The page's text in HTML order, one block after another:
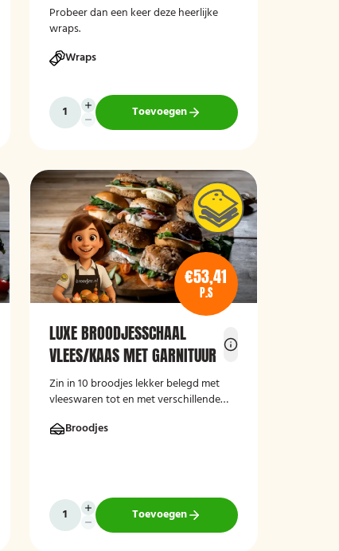
Probeer dan een keer deze heerlijke
wraps.
Wraps
Toevoegen
€53,41
P.S
LUXE BROODJESSCHAAL
VLEES/KAAS MET GARNITUUR
Zin in 10 broodjes lekker belegd met
vleeswaren tot en met verschillende
luxe broodschaal 10 stuks!
Broodjes
Toevoegen